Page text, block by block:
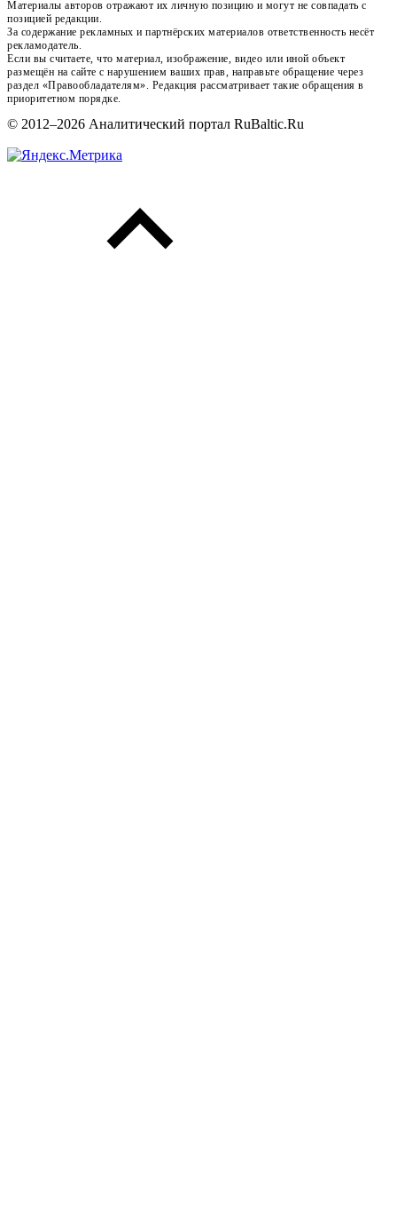
Материалы авторов отражают их личную позицию и могут не совпадать с
позицией редакции.
За содержание рекламных и партнёрских материалов ответственность несёт
рекламодатель.
Если вы считаете, что материал, изображение, видео или иной объект
размещён на сайте с нарушением ваших прав, направьте обращение через
раздел «Правообладателям». Редакция рассматривает такие обращения в
приоритетном порядке.
© 2012–2026 Аналитический портал RuBaltic.Ru